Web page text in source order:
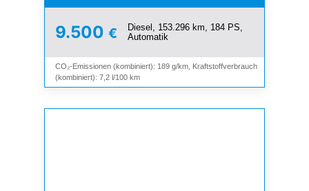
9.500 €
Diesel, 153.296 km, 184 PS,
Automatik
CO₂-Emissionen (kombiniert): 189 g/km, Kraftstoffverbrauch
(kombiniert): 7,2 l/100 km